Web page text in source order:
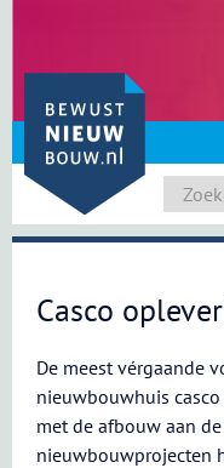
content
Casco
De meest vérgaande
nieuwbouwhuis
met de afbouw aan
nieuwbouwprojecten